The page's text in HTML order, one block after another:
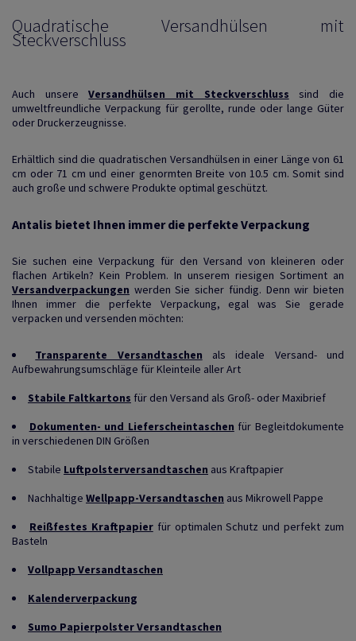
Quadratische Versandhülsen mit
Steckverschluss
Auch unsereVersandhülsen mit Steckverschluss sind die
umweltfreundliche Verpackung für gerollte, runde oder lange Güter
oder Druckerzeugnisse.
Erhältlich sind die quadratischen Versandhülsen in einer Länge von 61
cm oder 71 cm und einer genormten Breite von 10.5 cm. Somit sind
auch große und schwere Produkte optimal geschützt.
Antalis bietet Ihnen immer die perfekte Verpackung
Sie suchen eine Verpackung für den Versand von kleineren oder
flachen Artikeln? Kein Problem. In unserem riesigen Sortiment an
Versandverpackungen werden Sie sicher fündig. Denn wir bieten
Ihnen immer die perfekte Verpackung, egal was Sie gerade
verpacken und versenden möchten:
Transparente Versandtaschen als ideale Versand- und
Aufbewahrungsumschläge für Kleinteile aller Art
Stabile Faltkartons für den Versand als Groß- oder Maxibrief
Dokumenten- und Lieferscheintaschen für Begleitdokumente
in verschiedenen DIN Größen
Stabile Luftpolsterversandtaschen aus Kraftpapier
Nachhaltige Wellpapp-Versandtaschen aus Mikrowell Pappe
Reißfestes Kraftpapierfür optimalen Schutz und perfekt zum
Basteln
Vollpapp Versandtaschen
Kalenderverpackung
Sumo Papierpolster Versandtaschen